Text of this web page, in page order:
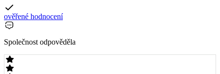
ověřené hodnocení
Společnost odpověděla